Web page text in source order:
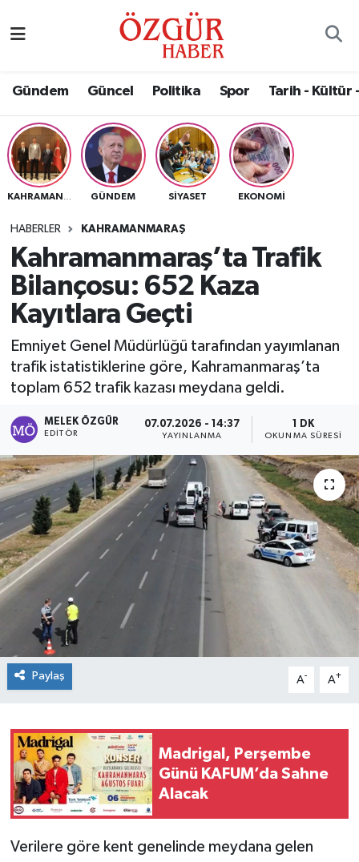
Gündem Güncel Politika Spor Tarih - Kültür
GÜNDEM SIYASET EKONOMI
HABERLER KAHRAMANMARAŞ
Kahramanmaraş’ta Trafik
Bilançosu: 652 Kaza
Kayıtlara Geçti
Emniyet Genel Müdürlüğü tarafından yayımlanan
trafik istatistiklerine göre, Kahramanmaraş’ta
toplam 652 trafik kazası meydana geldi.
MELEK ÖZGÜR
EDITÖR
07.07.2026 - 14:37
YAYINLANMA
1 DK
OKUNMA SÜRESI
Paylaş A- A+
Madrigal, Perşembe
Günü KAFUM’da Sahne
Alacak
Verilere göre kent genelinde meydana gelen
Eğitim
Ekonomi
Güncel
Gündem
Magazin
Politika
Sağlık
Spor
Tarih - Kültür - Sanat - Turizm
Yaşam
Nöbetçi Eczaneler
Namaz Vakitleri
Trafik Durumu
Süper Lig Puan Durumu ve Fikstür
Tüm Manşetler
Son Dakika Haberleri
Haber Arşivi